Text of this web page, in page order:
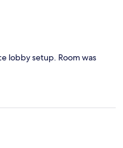
lobby setup. Room was